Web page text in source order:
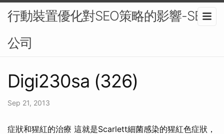
行動裝置優化對SEO策略的影響-SEO
公司
Digi230sa (326)
Sep 21, 2013
症狀和猩紅的治療 這就是Scarlett細菌感染的猩紅色症狀，